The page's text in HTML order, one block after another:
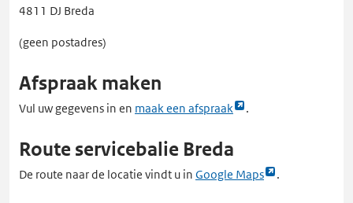
tabbladnieuw
4811 DJ Breda
(geen postadres)
Afspraak maken
Vul uw gegevens in en maak een afspraak
Link
externe
in
.
Route servicebalie Breda
De route naar de locatie vindt u in Google Maps
Link
.